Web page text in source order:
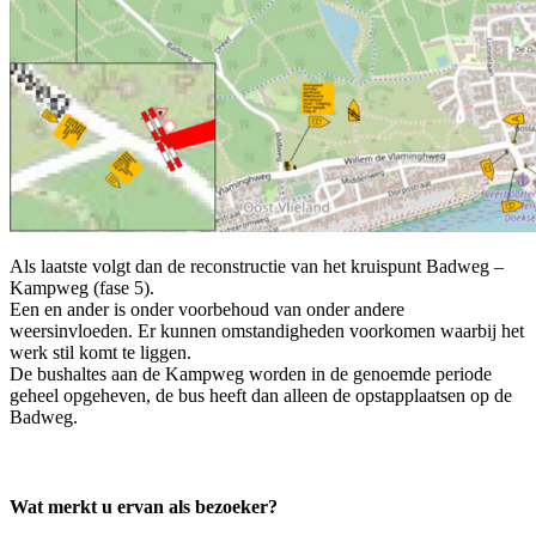
Als laatste volgt dan de reconstructie van het kruispunt Badweg –
Kampweg (fase 5).
Een en ander is onder voorbehoud van onder andere
weersinvloeden. Er kunnen omstandigheden voorkomen waarbij het
werk stil komt te liggen.
De bushaltes aan de Kampweg worden in de genoemde periode
geheel opgeheven, de bus heeft dan alleen de opstapplaatsen op de
Badweg.
Wat merkt u ervan als bezoeker?